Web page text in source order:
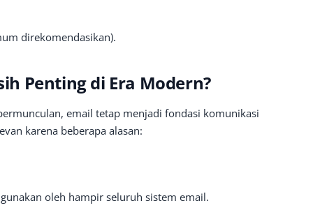
direkomendasikan).
Penting di Era Modern?
email tetap menjadi fondasi komunikasi
karena beberapa alasan:
oleh hampir seluruh sistem email.